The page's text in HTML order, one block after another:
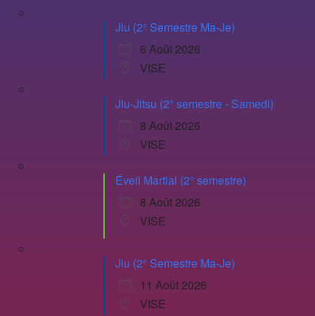
Jiu (2° Semestre Ma-Je)
6 Août 2026
VISE
Jiu-Jitsu (2° semestre - Samedi)
8 Août 2026
VISE
Éveil Martial (2° semestre)
8 Août 2026
VISE
Jiu (2° Semestre Ma-Je)
11 Août 2026
VISE